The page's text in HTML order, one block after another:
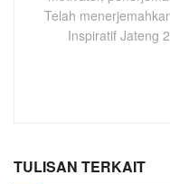
Telah
Inspiratif Jateng
TULISAN TERKAIT